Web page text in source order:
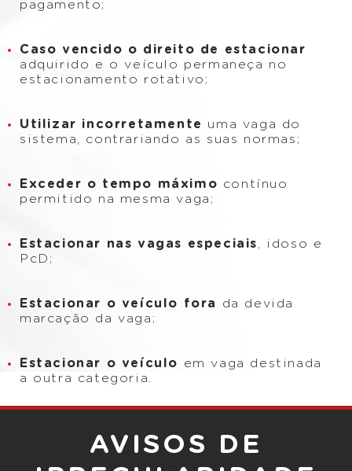
pagamento;
Caso vencido o direito de estacionar
adquirido e o veículo permaneça no
estacionamento rotativo;
Utilizar incorretamente
uma vaga do
sistema, contrariando as suas normas;
Exceder o tempo máximo contínuo
permitido na mesma vaga;
Estacionar nas vagas especiais
, idoso e
PcD;
Estacionar o veículo fora
da devida
marcação da vaga;
Estacionar o veículo
em vaga destinada
a outra categoria.
AVISOS DE